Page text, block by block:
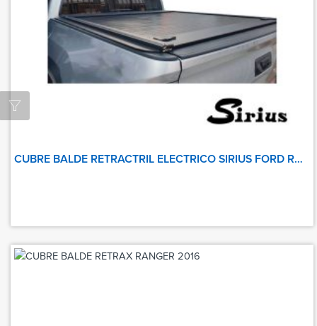
CUBRE BALDE RETRACTRIL ELECTRICO SIRIUS FORD RANGER 2016 UP